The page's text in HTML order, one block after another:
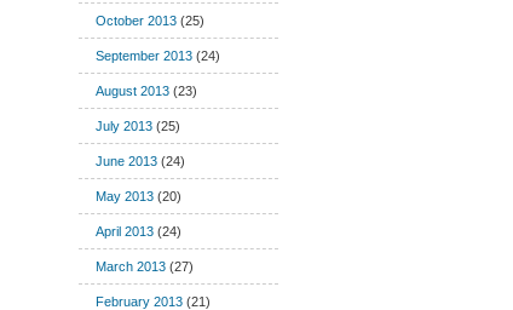
October 2013 (25)
September 2013 (24)
August 2013 (23)
July 2013 (25)
June 2013 (24)
May 2013 (20)
April 2013 (24)
March 2013 (27)
February 2013 (21)